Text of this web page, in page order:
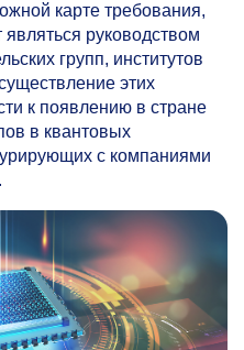
карте требования,
являться руководством
групп, институтов
этих
к появлению в стране
в квантовых
с компаниями